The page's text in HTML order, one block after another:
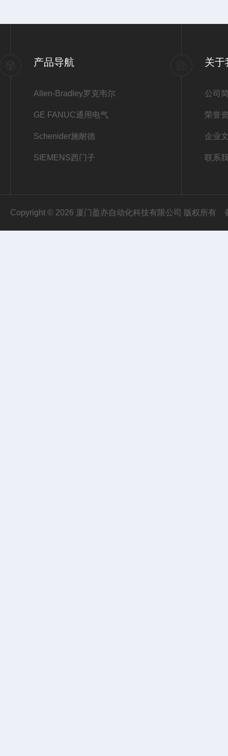
产品导航
Allen-Bradley罗克韦尔
GE FANUC通用电气
Schenider施耐德
SIEMENS西门子
关于
公司
荣誉
企业
联系
Copyright © 2026 厦门盈亦自动化科技有限公司 版权所有